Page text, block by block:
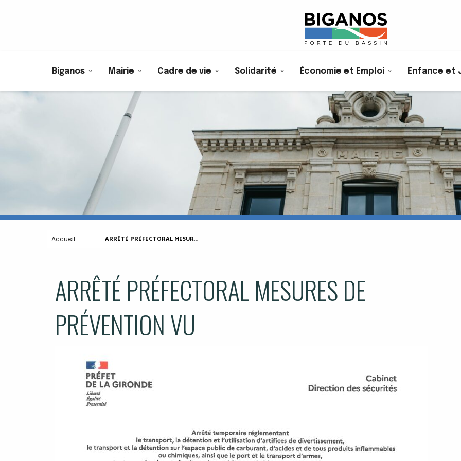
Biganos Mairie Cadre de vie Solidarité Économie et Emploi Enfance et
Accueil ARRÊTÉ PRÉFECTORAL MESURES DE PRÉVENTION VU
ARRÊTÉ PRÉFECTORAL MESURES DE
PRÉVENTION VU